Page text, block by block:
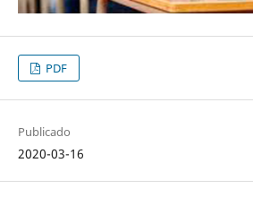
PDF
Publicado
2020-03-16